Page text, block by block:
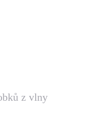
z vlny